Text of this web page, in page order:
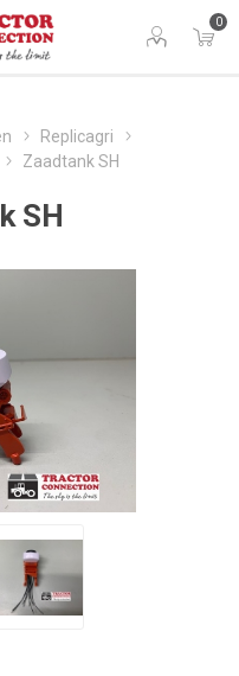
0
Replicagri
Zaadtank SH
SH